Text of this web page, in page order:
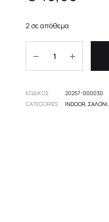
Επιτραπέζια
2 σε απόθεμα
ΚΩΔΙΚΟΣ
20257-000030
CATEGORIES
INDOOR, ΣΑΛΌΝΙ,